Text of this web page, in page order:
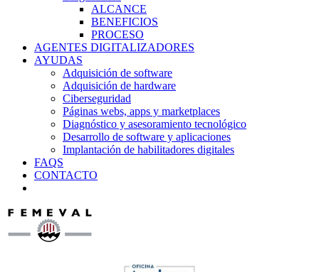
ALCANCE
BENEFICIOS
PROCESO
AGENTES DIGITALIZADORES
AYUDAS
Adquisición de software
Adquisición de hardware
Ciberseguridad
Páginas webs, apps y marketplaces
Diagnóstico y asesoramiento tecnológico
Desarrollo de software y aplicaciones
Implantación de habilitadores digitales
FAQS
CONTACTO